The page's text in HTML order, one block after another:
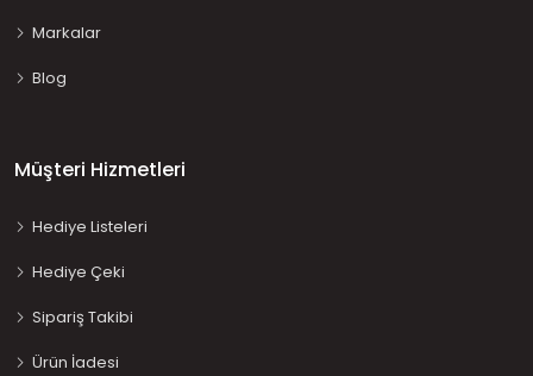
Markalar
Blog
Müşteri Hizmetleri
Hediye Listeleri
Hediye Çeki
Sipariş Takibi
Ürün İadesi